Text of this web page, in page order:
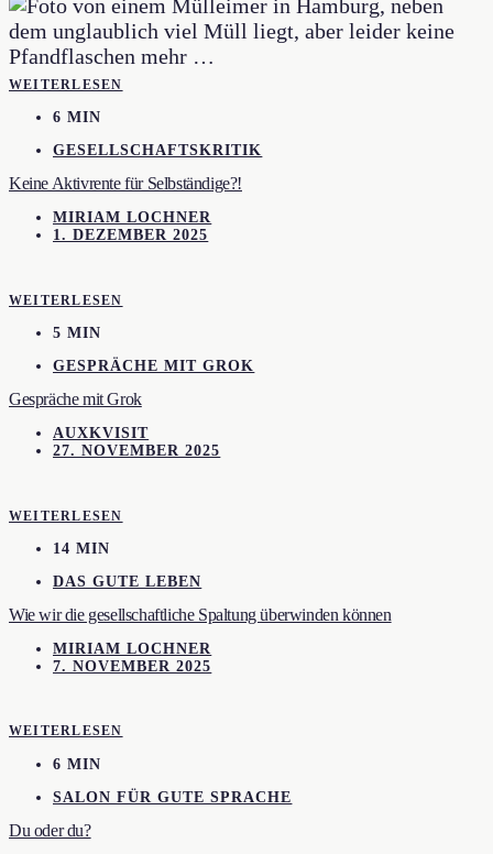
WEITERLESEN
6 MIN
GESELLSCHAFTSKRITIK
Keine Aktivrente für Selbständige?!
MIRIAM LOCHNER
1. DEZEMBER 2025
WEITERLESEN
5 MIN
GESPRÄCHE MIT GROK
Gespräche mit Grok
AUXKVISIT
27. NOVEMBER 2025
WEITERLESEN
14 MIN
DAS GUTE LEBEN
Wie wir die gesellschaftliche Spaltung überwinden können
MIRIAM LOCHNER
7. NOVEMBER 2025
WEITERLESEN
6 MIN
SALON FÜR GUTE SPRACHE
Du oder du?